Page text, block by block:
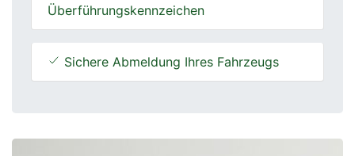
Überführungskennzeichen
Sichere Abmeldung Ihres Fahrzeugs